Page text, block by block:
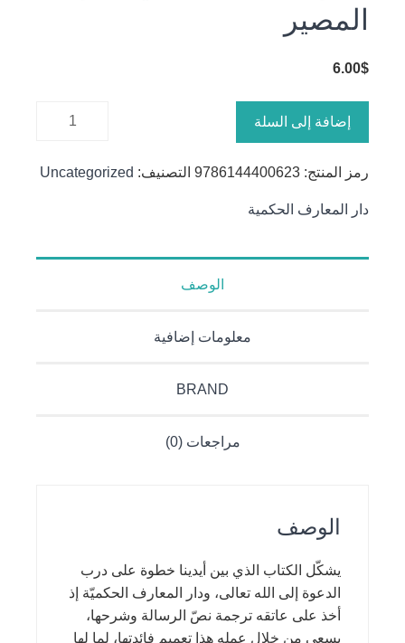
المصير
6.00$
في معركة
إضافة إلى السلة
رمز المنتج: 9786144400623 التصنيف: Uncategorized
دار المعارف الحكمية
الوصف
معلومات إضافية
BRAND
مراجعات (0)
الوصف
يشكّل الكتاب الذي بين أيدينا خطوة على درب
الدعوة إلى الله تعالى، ودار المعارف الحكميّة إذ
أخذ على عاتقه ترجمة نصّ الرسالة وشرحها،
يسعى من خلال عمله هذا تعميم فائدتها، لما لها